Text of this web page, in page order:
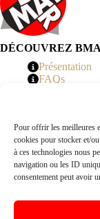
Pour offrir les meilleures
cookies pour stocker et/
à ces technologies nous
navigation ou les ID
consentement peut avoir
DÉCOUVREZ
Présentation
FAQs
© 2026 BMATR® —